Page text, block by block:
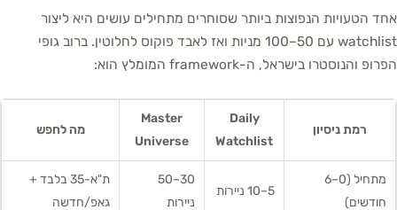
אחד הטעויות הנפוצות ביותר שסוחרים מתחילים עושים היא ליצור
watchlist עם 50–100 מניות ואז לאבד פוקוס לחלוטין. ברוב גופי
הפרופ והנוסטרו בישראל, ה-framework המומלץ הוא:
רמת ניסיון
Daily
Watchlist
Master
Universe
מה לחפש
מתחיל (0–6
חודשים)
5–10 ניירות
30–50
ניירות
ת"א-35 בלבד +
גאפ/חדשה